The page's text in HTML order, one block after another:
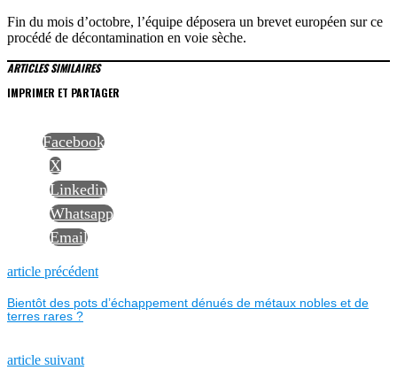
Fin du mois d’octobre, l’équipe déposera un brevet européen sur ce
procédé de décontamination en voie sèche.
ARTICLES SIMILAIRES
IMPRIMER ET PARTAGER
Facebook
X
Linkedin
Whatsapp
Email
NAVIGATION
DE
L’ARTICLE
article précédentPrevious
Bientôt des pots d’échappement dénués de métaux nobles et de
terres rares ?
article suivantNext